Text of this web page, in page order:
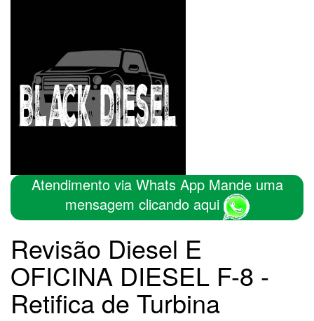
Atendimento via Whats App Mande uma
mensagem clicando aqui
Revisão Diesel E
OFICINA DIESEL F-8 -
Retifica de Turbina